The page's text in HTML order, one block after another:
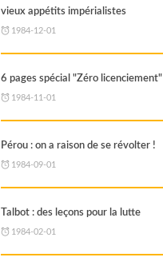
vieux appétits impérialistes
1984-12-01
6 pages spécial "Zéro licenciement"
1984-11-01
Pérou : on a raison de se révolter !
1984-09-01
Talbot : des leçons pour la lutte
1984-02-01